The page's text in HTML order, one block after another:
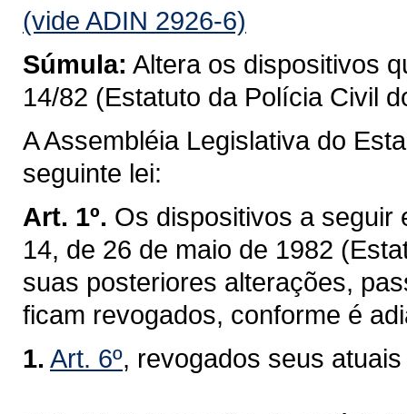
(vide ADIN 2926-6)
Súmula: Altera os dispositivos
14/82 (Estatuto da Polícia Civil
A Assembléia Legislativa do
seguinte lei:
Art. 1º. Os dispositivos a seguir
14, de 26 de maio de 1982
suas posteriores alterações,
ficam revogados, conforme é
1. Art. 6º, revogados seus